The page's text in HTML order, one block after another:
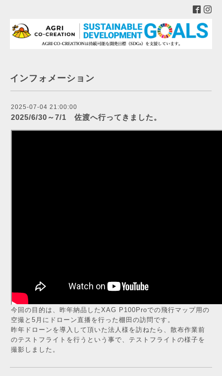
インフォメーション
2025-07-04 21:00:00
2025/6/30～7/1 佐渡へ行ってきました。
今回の目的は、昨年納品したXAG P100Proでの飛行マップ用の
空撮と5月にドローン直播を行った棚田の訪問です。
昨年ドローンを導入して頂いた法人様を訪ねたら、散布作業前
のテストフライトを行うという事で、テストフライトの様子を
撮影しました。